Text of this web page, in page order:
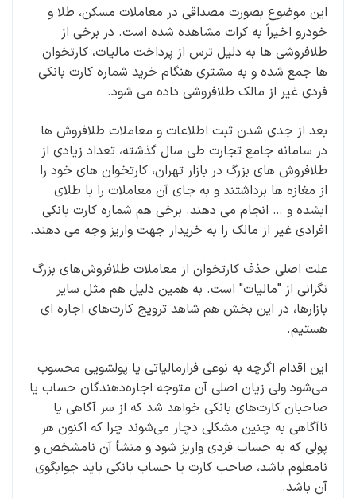
این موضوع بصورت مصداقی در معاملات مسکن، طلا و
خودرو اخیراً به کرات مشاهده شده است. در برخی از
طلافروشی ها به دلیل ترس از پرداخت مالیات، کارتخوان
ها جمع شده و به مشتری هنگام خرید شماره کارت بانکی
فردی غیر از مالک طلافروشی داده می شود.
بعد از جدی شدن ثبت اطلاعات و معاملات طلافروش ها
در سامانه جامع تجارت طی سال گذشته، تعداد زیادی از
طلافروش های بزرگ در بازار تهران، کارتخوان های خود را
از مغازه ها برداشتند و به جای آن معاملات را با طلای
ابشده و … انجام می دهند. برخی هم شماره کارت بانکی
افرادی غیر از مالک را به خریدار جهت واریز وجه می دهند.
علت اصلی حذف کارتخوان از معاملات طلافروش‌های بزرگ
نگرانی از "مالیات" است. به همین دلیل هم مثل سایر
بازارها، در این بخش هم شاهد ترویج کارت‌های اجار‌ه ای
هستیم.
این اقدام اگر‌چه به نوعی فرارمالیاتی یا پولشویی محسوب
می‌شود ولی زیان اصلی آن متوجه اجاره‌دهندگان حساب یا
صاحبان کارت‌های بانکی خواهد شد که از سر آگاهی یا
ناآگاهی به چنین مشکلی دچار می‌شوند چرا که اکنون هر
پولی که به حساب فردی واریز شود و منشأ آن نامشخص و
نامعلوم باشد، صاحب کارت یا حساب بانکی باید جوابگوی
آن باشد.